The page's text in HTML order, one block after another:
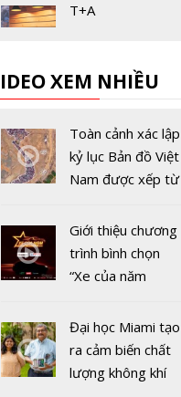
T+A
Series 200 mạnh
mẽ
Series: Loa cho
rạp chiếu phim gia
đình, công nghệ
XEM NHIỀU
Toàn cảnh xác lập
kỷ lục Bản đồ Việt
Nam được xếp từ
năm 2022
Giới thiệu chương
trình bình chọn
“Xe của năm
Đại học Miami tạo
ra cảm biến chất
lượng không khí